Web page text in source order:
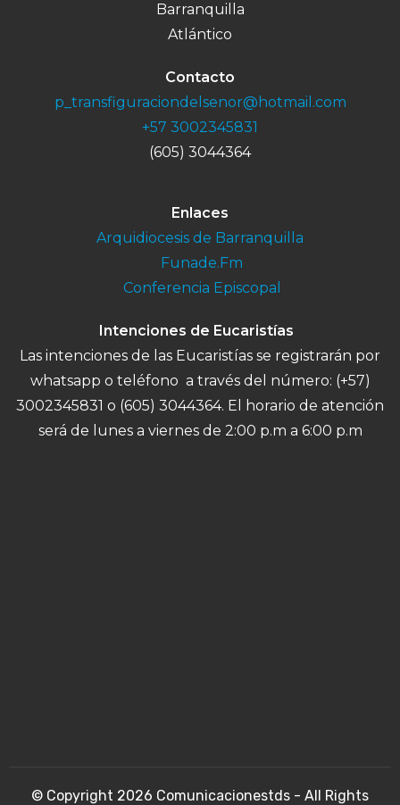
Barranquilla
Atlántico
Contacto
p_transfiguraciondelsenor@hotmail.com
+57 3002345831
(605) 3044364
Enlaces
Arquidiocesis de Barranquilla
Funade.Fm
Conferencia Episcopal
Intenciones de Eucaristías
Las intenciones de las Eucaristías se registrarán por
whatsapp o teléfono a través del número: (+57)
3002345831 o (605) 3044364. El horario de atención
será de lunes a viernes de 2:00 p.m a 6:00 p.m
© Copyright 2026 Comunicacionestds - All Rights